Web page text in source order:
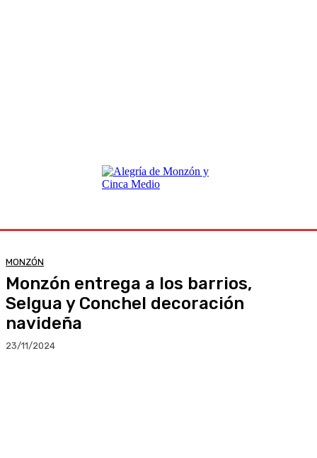
MONZÓN
Monzón entrega a los barrios,
Selgua y Conchel decoración
navideña
23/11/2024